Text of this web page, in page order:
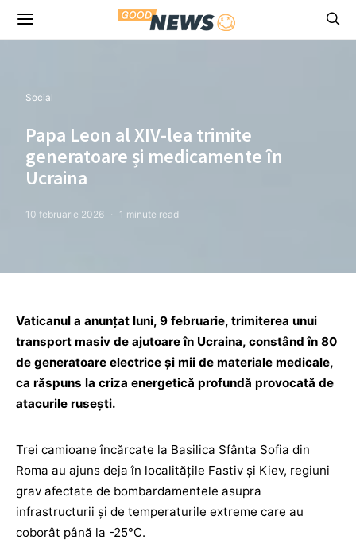
Social
Papa Leon al XIV-lea trimite
generatoare și medicamente în
Ucraina
10 februarie 2026 1 minute read
Vaticanul a anunțat luni, 9 februarie, trimiterea unui
transport masiv de ajutoare în Ucraina, constând în 80
de generatoare electrice și mii de materiale medicale,
ca răspuns la criza energetică profundă provocată de
atacurile rusești.
Trei camioane încărcate la Basilica Sfânta Sofia din
Roma au ajuns deja în localitățile Fastiv și Kiev, regiuni
grav afectate de bombardamentele asupra
infrastructurii și de temperaturile extreme care au
coborât până la -25°C.